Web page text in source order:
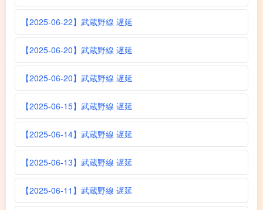
【2025-06-22】武蔵野線 遅延
【2025-06-20】武蔵野線 遅延
【2025-06-20】武蔵野線 遅延
【2025-06-15】武蔵野線 遅延
【2025-06-14】武蔵野線 遅延
【2025-06-13】武蔵野線 遅延
【2025-06-11】武蔵野線 遅延